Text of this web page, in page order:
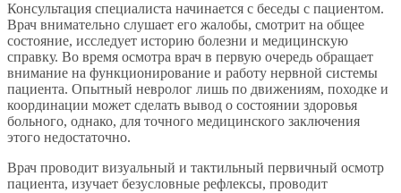
Консультация специалиста начинается с беседы с пациентом.
Врач внимательно слушает его жалобы, смотрит на общее
состояние, исследует историю болезни и медицинскую
справку. Во время осмотра врач в первую очередь обращает
внимание на функционирование и работу нервной системы
пациента. Опытный невролог лишь по движениям, походке и
координации может сделать вывод о состоянии здоровья
больного, однако, для точного медицинского заключения
этого недостаточно.
Врач проводит визуальный и тактильный первичный осмотр
пациента, изучает безусловные рефлексы, проводит